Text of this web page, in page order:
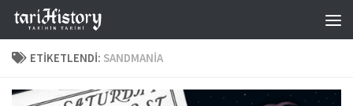
Skip to content
ETIKETLENDI: SANDMANIA